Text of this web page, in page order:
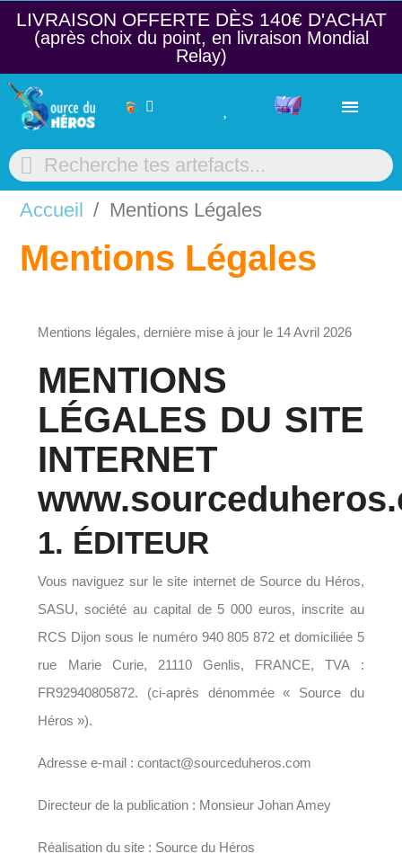
LIVRAISON OFFERTE DÈS 140€ D'ACHAT​
(après choix du point, en livraison Mondial
Relay)
Accueil Mentions Légales
Mentions Légales
Mentions légales, dernière mise à jour le 14 Avril 2026
MENTIONS
LÉGALES DU SITE
INTERNET
1. ÉDITEUR
Vous naviguez sur le site internet de Source du Héros,
SASU, société au capital de 5 000 euros, inscrite au
RCS Dijon sous le numéro 940 805 872 et domiciliée 5
rue Marie Curie, 21110 Genlis, FRANCE, TVA :
FR92940805872. (ci-après dénommée « Source du
Héros »).
Adresse e-mail : contact@sourceduheros.com
Directeur de la publication : Monsieur Johan Amey
Réalisation du site : Source du Héros